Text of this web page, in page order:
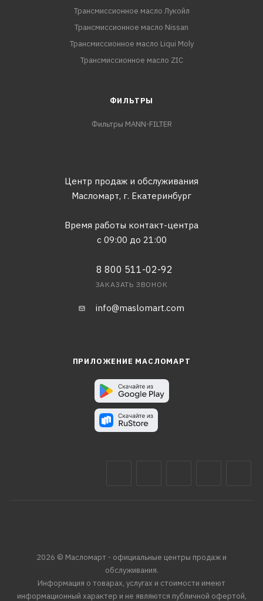
Трансмиссионное масло Лукойл
Трансмиссионное масло Nissan
Трансмиссионное масло Liqui Moly
Трансмиссионное масло ZIC
ФИЛЬТРЫ
Фильтры MANN-FILTER
Центр продаж и обслуживания
Масломарт, г. Екатеринбург
Время работы контакт-центра
с 09:00 до 21:00
8 800 511-02-92
ЗАКАЗАТЬ ЗВОНОК
info@maslomart.com
ПРИЛОЖЕНИЕ МАСЛОМАРТ
2026 © Масломарт - официальные центры продаж и
обслуживания.
Информация о товарах, услугах и стоимости имеют
информационный характер и не являются публичной офертой,